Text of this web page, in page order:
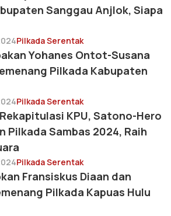
Sanggau Anjlok, Siapa
Pilkada Serentak
Yohanes Ontot-Susana
Pilkada Kabupaten
Pilkada Serentak
KPU, Satono-Hero
Pilkada Sambas 2024, Raih
Pilkada Serentak
Fransiskus Diaan dan
Pilkada Kapuas Hulu